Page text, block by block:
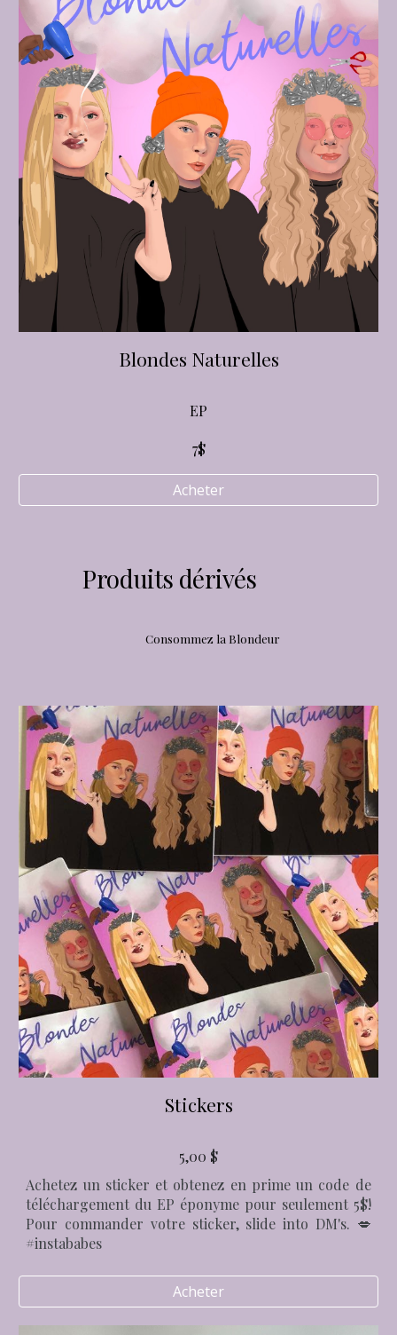
Blondes Naturelles
EP
7$
Acheter
Produits dérivés
Consommez la Blondeur
Stickers
5,00 $
Achetez un sticker et obtenez en prime un code de
téléchargement du EP éponyme pour seulement 5$!
Pour commander votre sticker, slide into DM's. 💋
#instababes
Acheter